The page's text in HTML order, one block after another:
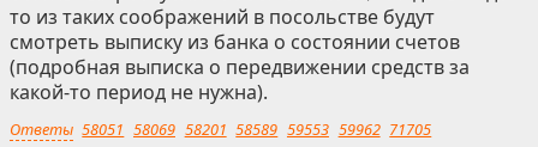
то из таких соображений в посольстве будут
смотреть выписку из банка о состоянии счетов
(подробная выписка о передвижении средств за
какой-то период не нужна).
Ответы 58051 58069 58201 58589 59553 59962 71705